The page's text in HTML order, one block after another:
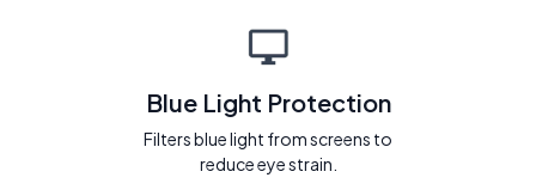
Blue Light Protection
Filters blue light from screens to
reduce eye strain.